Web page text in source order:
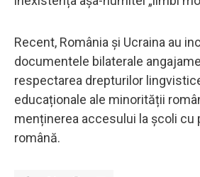
Recent, România și Ucraina au
documentele bilaterale
respectarea drepturilor
educaționale ale minorității
menținerea accesului la școli cu
română.